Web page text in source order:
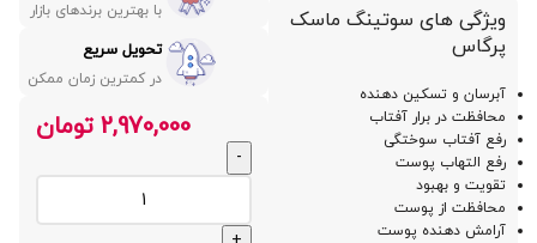
ویژگی های سوتینگ ماسک
پرگاس
آبرسان و تسکین دهنده
محافظت در برار آفتاب
رفع آفتاب سوختگی
رفع التهاب پوست
تقویت و بهبود
محافظت از پوست
آرامش دهنده پوست
با بهترین برندهای بازار
تحویل سریع
در کمترین زمان ممکن
2,970,000 تومان